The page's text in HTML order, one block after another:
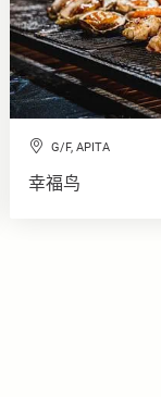
G/F, APITA
幸福鸟